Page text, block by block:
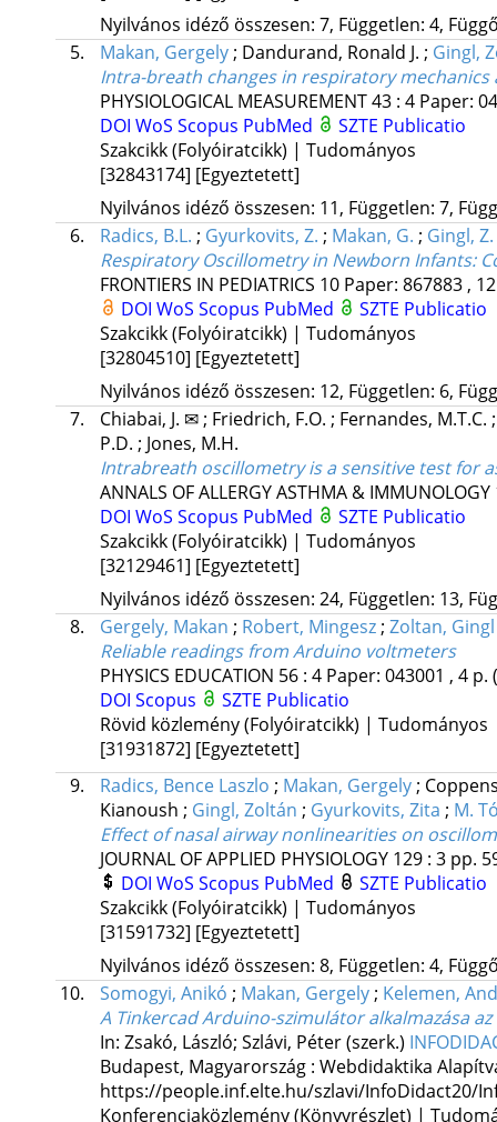
Nyilvános idéző összesen: 7, Független: 4,
5.
Makan, Gergely; Dandurand, Ronald J. ; Gingl,
Intra-breath changes in respiratory
PHYSIOLOGICAL MEASUREMENT43: 4 Paper:
DOI WoS Scopus PubMed
SZTE Publicatio
Szakcikk (Folyóiratcikk) | Tudományos
[32843174] [Egyeztetett]
Nyilvános idéző összesen: 11, Független: 7,
6.
Radics, B.L. ; Gyurkovits, Z. ; Makan, G. ; Gingl, Z.
Respiratory Oscillometry in Newborn Infants:
FRONTIERS IN PEDIATRICS 10 Paper: 867883 ,
DOI WoS Scopus PubMed
SZTE Publicatio
Szakcikk (Folyóiratcikk) | Tudományos
[32804510] [Egyeztetett]
Nyilvános idéző összesen: 12, Független: 6,
7.
Chiabai, J. ✉; Friedrich, F.O. ; Fernandes, M.T.C.
P.D. ; Jones, M.H.
Intrabreath oscillometry is a sensitive test for
ANNALS OF ALLERGY ASTHMA & IMMUNOLOGY
DOI WoS Scopus PubMed
SZTE Publicatio
Szakcikk (Folyóiratcikk) | Tudományos
[32129461] [Egyeztetett]
Nyilvános idéző összesen: 24, Független: 13,
8.
Gergely, Makan ; Robert, Mingesz; Zoltan,
Reliable readings from Arduino voltmeters
PHYSICS EDUCATION 56: 4 Paper: 043001 , 4 p.
DOI Scopus
SZTE Publicatio
Rövid közlemény (Folyóiratcikk) | Tudományos
[31931872] [Egyeztetett]
9.
Radics, Bence Laszlo ; Makan, Gergely;
Kianoush ; Gingl, Zoltán ; Gyurkovits, Zita ; M.
Effect of nasal airway nonlinearities on
JOURNAL OF APPLIED PHYSIOLOGY 129: 3 pp.
DOI WoS Scopus PubMed
SZTE Publicatio
Szakcikk (Folyóiratcikk) | Tudományos
[31591732] [Egyeztetett]
Nyilvános idéző összesen: 8, Független: 4,
10.
Somogyi, Anikó ; Makan, Gergely; Kelemen,
A Tinkercad Arduino-szimulátor alkalmazása
In: Zsakó, László; Szlávi, Péter (szerk.)
Budapest, Magyarország : Webdidaktika
https://people.inf.elte.hu/szlavi/InfoDidact20/
Konferenciaközlemény (Könyvrészlet) |